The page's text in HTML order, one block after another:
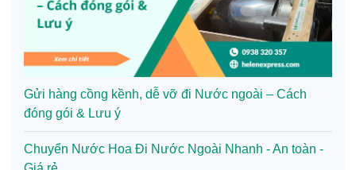
Gửi hàng cồng kềnh, dễ vỡ đi Nước ngoài – Cách
đóng gói & Lưu ý
Chuyển Nước Hoa Đi Nước Ngoài Nhanh - An toàn -